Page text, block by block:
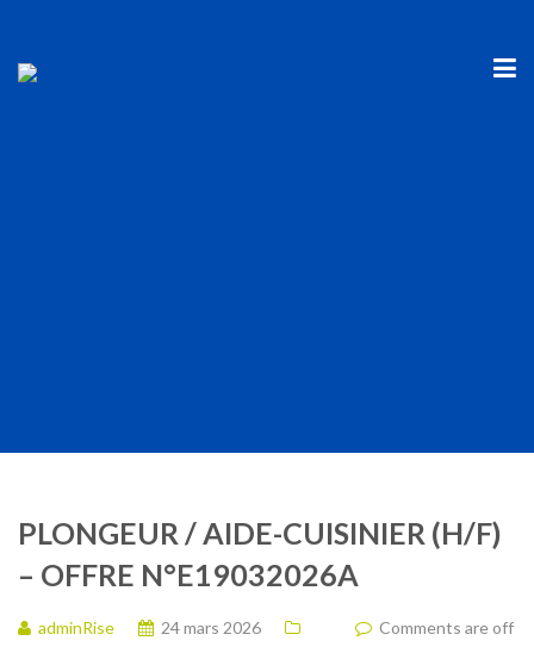
PLONGEUR / AIDE-CUISINIER (H/F)
– OFFRE N°E19032026A
adminRise 24 mars 2026
Comments are off